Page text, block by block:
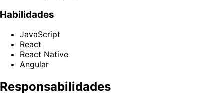
Habilidades
JavaScript
React
React Native
Angular
Responsabilidades